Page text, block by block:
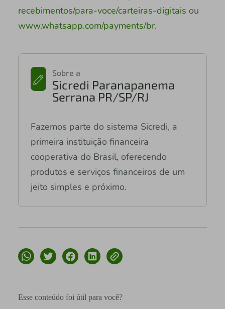
recebimentos/para-voce/carteiras-digitais ou
www.whatsapp.com/payments/br.
Sobre a
Sicredi Paranapanema
Serrana PR/SP/RJ
Fazemos parte do sistema Sicredi, a
primeira instituição financeira
cooperativa do Brasil, oferecendo
produtos e serviços financeiros de um
jeito simples e próximo.
Esse conteúdo foi útil para você?